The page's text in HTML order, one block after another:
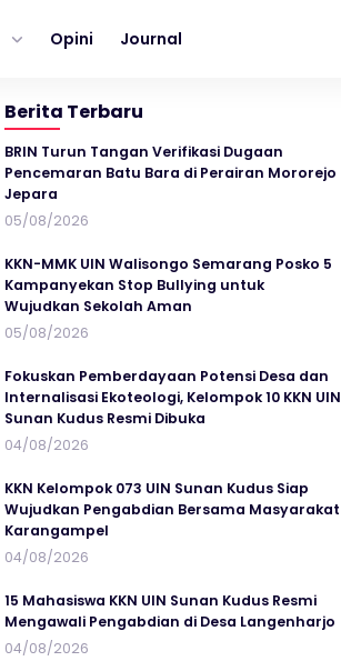
Opini Journal
Berita Terbaru
BRIN Turun Tangan Verifikasi Dugaan
Pencemaran Batu Bara di Perairan Mororejo
Jepara
05/08/2026
KKN-MMK UIN Walisongo Semarang Posko 5
Kampanyekan Stop Bullying untuk
Wujudkan Sekolah Aman
05/08/2026
Fokuskan Pemberdayaan Potensi Desa dan
Internalisasi Ekoteologi, Kelompok 10 KKN UIN
Sunan Kudus Resmi Dibuka
04/08/2026
KKN Kelompok 073 UIN Sunan Kudus Siap
Wujudkan Pengabdian Bersama Masyarakat
Karangampel
04/08/2026
15 Mahasiswa KKN UIN Sunan Kudus Resmi
Mengawali Pengabdian di Desa Langenharjo
04/08/2026